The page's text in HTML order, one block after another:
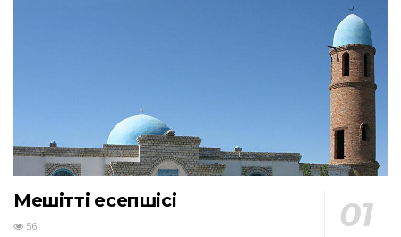
Мешіттің есепшісі
56